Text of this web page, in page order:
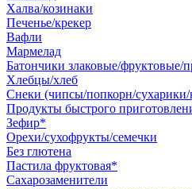
Халва/козинаки
Печенье/крекер
Вафли
Мармелад
Батончики злаковые/фруктовые/
Хлебцы/хлеб
Снеки (чипсы/попкорн/сухарики/
Продукты быстрого
Зефир*
Орехи/сухофрукты/семечки
Без глютена
Пастила фруктовая*
Сахарозаменители